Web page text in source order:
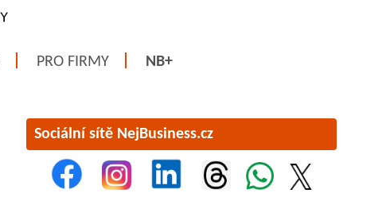
PRO FIRMY NB+
Sociální sítě NejBusiness.cz